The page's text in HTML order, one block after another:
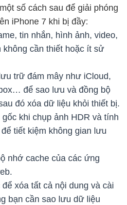
số cách sau để giải phóng
iPhone 7 khi bị đầy:
tin nhắn, hình ảnh, video,
không cần thiết hoặc ít sử
trữ đám mây như iCloud,
để sao lưu và đồng bộ
đó xóa dữ liệu khỏi thiết bị.
khi chụp ảnh HDR và tính
tiết kiệm không gian lưu
nhớ cache của các ứng
xóa tất cả nội dung và cài
bạn cần sao lưu dữ liệu